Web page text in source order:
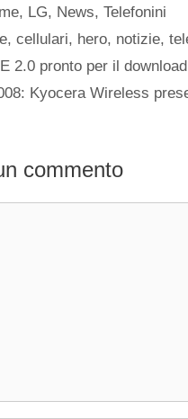
, LG, News,Telefonini
,cellulari, hero, notizie,
2.0 pronto per il download
Kyocera Wireless
commento